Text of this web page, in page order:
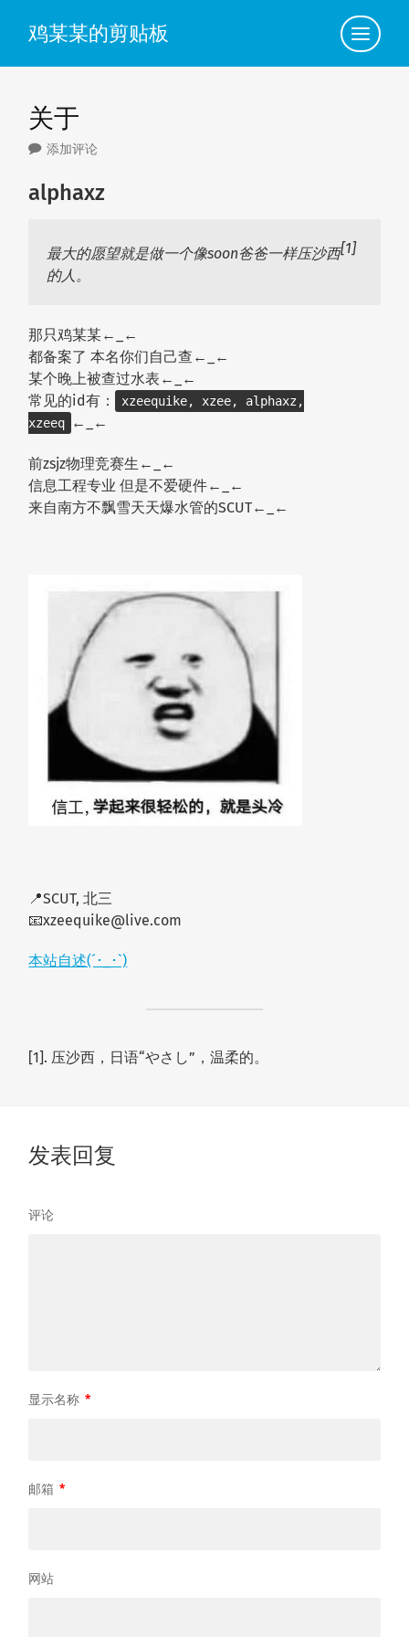
鸡某某的剪贴板
点
此
查
关于
添加评论
alphaxz
最大的愿望就是做一个像soon爸爸一样压沙西[1]
的人。
那只鸡某某←_←
都备案了 本名你们自己查←_←
某个晚上被查过水表←_←
常见的id有：
xzeequike, xzee, alphaxz,
xzeeq
←_←
前zsjz物理竞赛生←_←
信息工程专业 但是不爱硬件←_←
来自南方不飘雪天天爆水管的SCUT←_←
📍SCUT, 北三
📧xzeequike@live.com
本站自述(´･_･`)
[1]. 压沙西，日语“やさし”，温柔的。
发表回复
评论
显示名称 *
邮箱 *
网站